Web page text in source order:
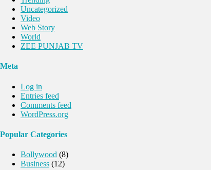
Uncategorized
Video
Web Story
World
ZEE PUNJAB TV
Meta
Log in
Entries feed
Comments feed
WordPress.org
Popular Categories
Bollywood (8)
Business (12)